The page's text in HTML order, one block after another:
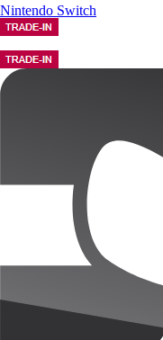
Nintendo Switch